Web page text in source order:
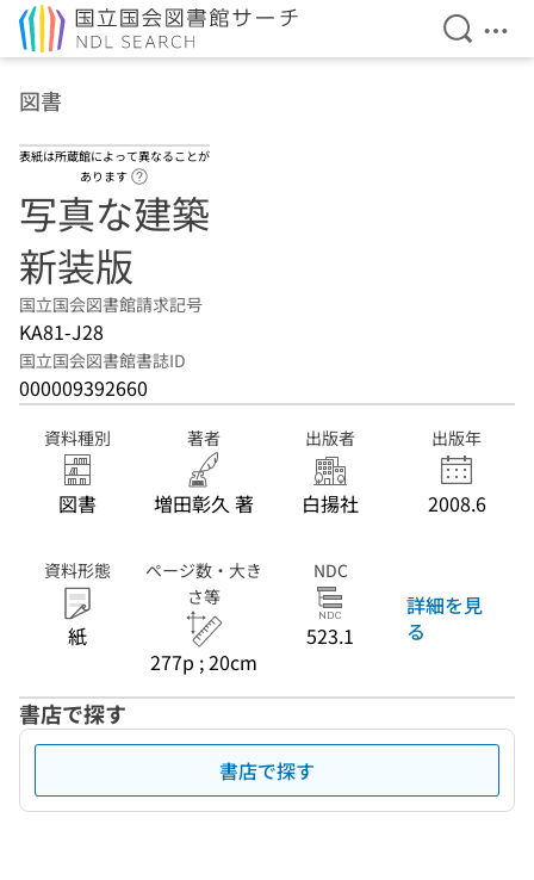
検索を
メ
図書
表紙は所蔵館によって異なることが
あります
写真な建築
新装版
国立国会図書館請求記号
KA81-J28
国立国会図書館書誌ID
000009392660
資料種別
図書
著者
増田彰久 著
出版者
白揚社
出版年
2008.6
資料形態
紙
ページ数・大き
さ等
277p ; 20cm
NDC
523.1
詳細を見
る
書店で探す
書店で探す